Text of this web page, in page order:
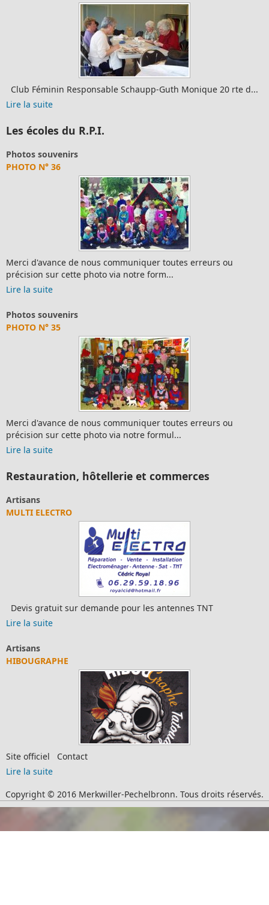
Club Féminin Responsable Schaupp-Guth Monique 20 rte d...
Lire la suite
Les écoles du R.P.I.
Photos souvenirs
PHOTO N° 36
Merci d'avance de nous communiquer toutes erreurs ou
précision sur cette photo via notre form...
Lire la suite
Photos souvenirs
PHOTO N° 35
Merci d'avance de nous communiquer toutes erreurs ou
précision sur cette photo via notre formul...
Lire la suite
Restauration, hôtellerie et commerces
Artisans
MULTI ELECTRO
Devis gratuit sur demande pour les antennes TNT
Lire la suite
Artisans
HIBOUGRAPHE
Site officiel Contact
Lire la suite
Copyright © 2016 Merkwiller-Pechelbronn. Tous droits réservés.